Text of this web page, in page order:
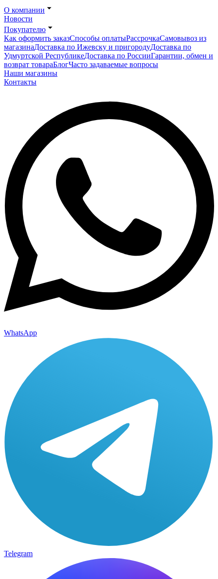
О компании
Новости
Покупателю
Как оформить заказСпособы оплатыРассрочкаСамовывоз из
магазинаДоставка по Ижевску и пригородуДоставка по
Удмуртской РеспубликеДоставка по РоссииГарантии, обмен и
возврат товараБлогЧасто задаваемые вопросы
Наши магазины
Контакты
WhatsApp
Telegram